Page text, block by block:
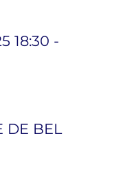
18:30 -
DE BEL